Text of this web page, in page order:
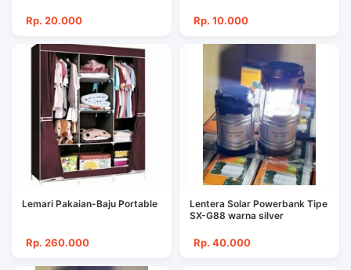
Rp. 20.000 Rp. 10.000
Lemari Pakaian-Baju Portable
Rp. 260.000
Lentera Solar Powerbank Tipe
SX-G88 warna silver
Rp. 40.000